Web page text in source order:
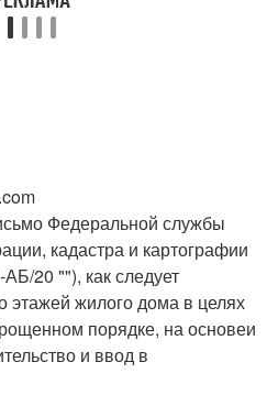
Федеральной службы
кадастра и картографии
20 ""), как следует
этажей жилого дома в целях
порядке, на основеи
и ввод в